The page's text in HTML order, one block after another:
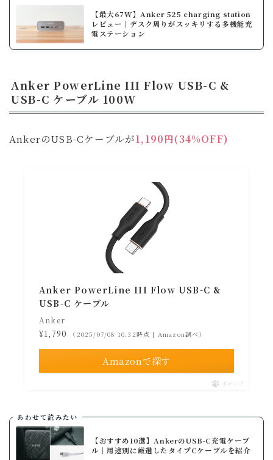
【最大67W】Anker 525 charging station
レビュー│デスク周りがスッキリする多機能充
電ステーション
Anker PowerLine III Flow USB-C &
USB-C ケーブル 100W
AnkerのUSB-Cケーブルが1,190円(34%OFF)
Anker PowerLine III Flow USB-C &
USB-C ケーブル
Anker
¥1,790
（2025/07/08 10:32時点 | Amazon調べ）
Amazonで探す
ポチップ
あわせて読みたい
【おすすめ10選】AnkerのUSB-C充電ケーブ
ル│用途別に厳選したタイプCケーブルを紹介